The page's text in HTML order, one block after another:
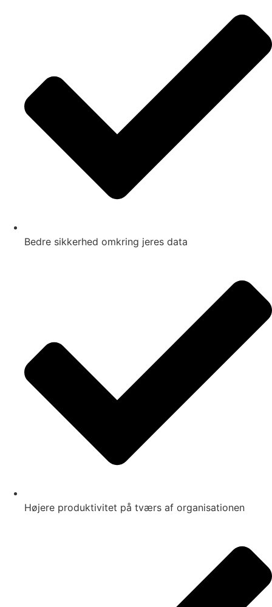
Bedre sikkerhed omkring jeres data
Højere produktivitet på tværs af organisationen